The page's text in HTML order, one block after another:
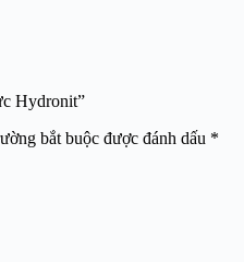
Hydronit”
bắt buộc được đánh dấu *